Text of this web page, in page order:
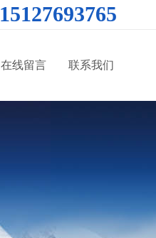
15127693765
在线留言 联系我们